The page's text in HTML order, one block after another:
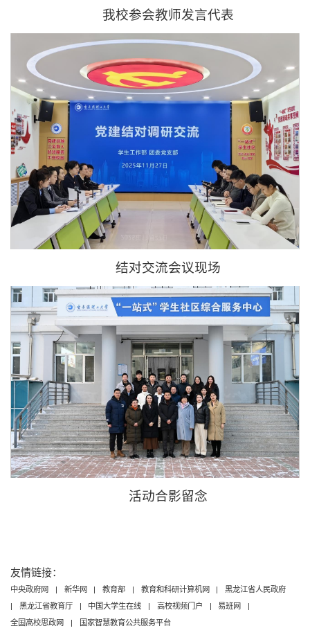
我校参会教师发言代表
结对交流会议现场
活动合影留念
友情链接：
中央政府网 | 新华网 | 教育部 | 教育和科研计算机网 |
黑龙江省人民政府
|
黑龙江省教育厅 | 中国大学生在线 | 高校视频门户 | 易班网
|
全国高校思政网
| 国家智慧教育公共服务平台